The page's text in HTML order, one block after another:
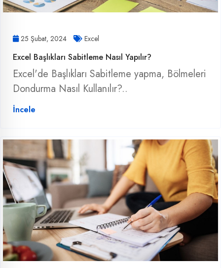
25 Şubat, 2024 Excel
Excel Başlıkları Sabitleme Nasıl Yapılır?
Excel'de Başlıkları Sabitleme yapma, Bölmeleri
Dondurma Nasıl Kullanılır?..
İncele